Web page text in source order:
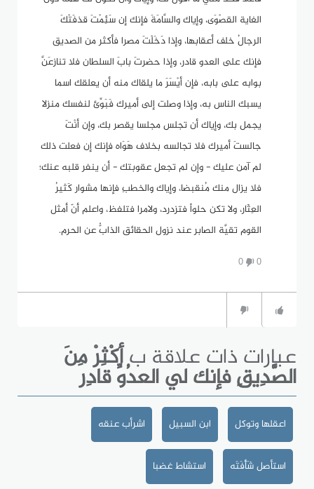
الغاية القصْوَى، وإياك والسَّامَةَ فإنك إن سَئِمْتَ قذفَتْكَ
الرجالُ خلف أعقابها، وإذا دَخَلْتَ مصرا فأكثر من الصديق
فإنك على العدو قادر، وإذا حضرتَ بابَ السلطان فلا تنازعَنَّ
بوابه على بابه، فإن أيْسَرَ ما يلقاك منه أن يعلقك اسما
يسبك الناس به، وإذا وصلت إلى أميرك فَبَوِّئ لنفسك منزلا
يجمل بك، وإياك أن تجلس مجلسا يقصر بك، وإن أنْتَ
جالستَ أميرك فلا تجالسه بخلاف هَوَاه فإنك إن فعلت ذلك
لم آمن عليك - وإن لم تجعل عقوبتك - أن ينفر قلبه عنك؛
فلا يزال منك مُنقبضا، وإياك والخطبِ فإنها مشوار كَثيرُ
العِثَار، ولا تكن حلواً فتزدرد، ولامرا فتلفظ، واعلم أنّ أمثل
القوم تقيَّة الصابر عند نزول الحقائق الذابُّ عن الحرم.
0
0
عبارات ذات علاقة بأكْثِرْ مِنَ
الصَّدِيقِ فإنك لي العدُوِّ قادِر
اعقلها وتوكل ابن السبيل اشرأب عنقه
استأصل شَأْفَتَه استشاط غضبا